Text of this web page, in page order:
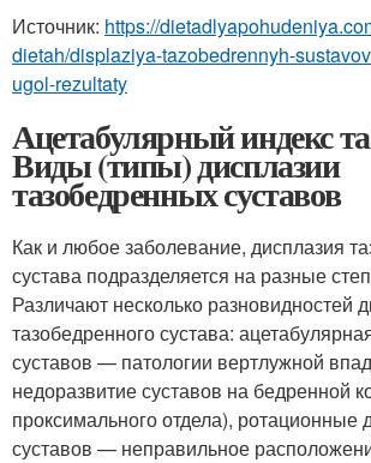
Источник: https://
dietah/displaziya-tazobedrennyh-
ugol-rezultaty
Ацетабулярный индекс
Виды (типы) дисплазии
тазобедренных суставов
Как и любое заболевание, дисплазия
сустава подразделяется на разные
Различают несколько разновидностей
тазобедренного сустава:
суставов — патологии вертлужной
недоразвитие суставов на бедренной
проксимального отдела), ротационные
суставов — неправильное